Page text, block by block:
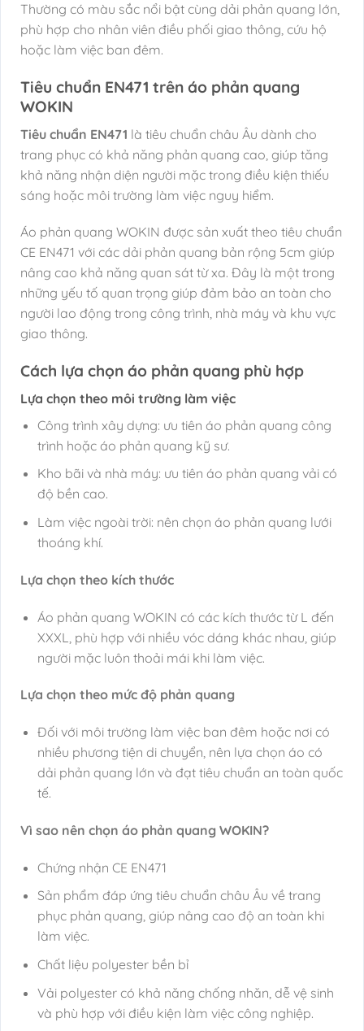
Thường có màu sắc nổi bật cùng dải phản quang lớn,
phù hợp cho nhân viên điều phối giao thông, cứu hộ
hoặc làm việc ban đêm.
Tiêu chuẩn EN471 trên áo phản quang
WOKIN
Tiêu chuẩn EN471 là tiêu chuẩn châu Âu dành cho
trang phục có khả năng phản quang cao, giúp tăng
khả năng nhận diện người mặc trong điều kiện thiếu
sáng hoặc môi trường làm việc nguy hiểm.
Áo phản quang WOKIN được sản xuất theo tiêu chuẩn
CE EN471 với các dải phản quang bản rộng 5cm giúp
nâng cao khả năng quan sát từ xa. Đây là một trong
những yếu tố quan trọng giúp đảm bảo an toàn cho
người lao động trong công trình, nhà máy và khu vực
giao thông.
Cách lựa chọn áo phản quang phù hợp
Lựa chọn theo môi trường làm việc
Công trình xây dựng: ưu tiên áo phản quang công
trình hoặc áo phản quang kỹ sư.
Kho bãi và nhà máy: ưu tiên áo phản quang vải có
độ bền cao.
Làm việc ngoài trời: nên chọn áo phản quang lưới
thoáng khí.
Lựa chọn theo kích thước
Áo phản quang WOKIN có các kích thước từ L đến
XXXL, phù hợp với nhiều vóc dáng khác nhau, giúp
người mặc luôn thoải mái khi làm việc.
Lựa chọn theo mức độ phản quang
Đối với môi trường làm việc ban đêm hoặc nơi có
nhiều phương tiện di chuyển, nên lựa chọn áo có
dải phản quang lớn và đạt tiêu chuẩn an toàn quốc
tế.
Vì sao nên chọn áo phản quang WOKIN?
Chứng nhận CE EN471
Sản phẩm đáp ứng tiêu chuẩn châu Âu về trang
phục phản quang, giúp nâng cao độ an toàn khi
làm việc.
Chất liệu polyester bền bỉ
Vải polyester có khả năng chống nhăn, dễ vệ sinh
và phù hợp với điều kiện làm việc công nghiệp.